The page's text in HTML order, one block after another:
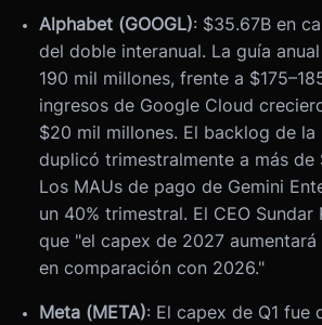
Alphabet (GOOGL): $35.67B en
del doble interanual. La guía
190 mil millones, frente a
ingresos de Google Cloud
$20 mil millones. El backlog de la
duplicó trimestralmente a más de
Los MAUs de pago de Gemini
un 40% trimestral. El CEO
que "el capex de 2027
en comparación con 2026."
Meta (META): El capex de Q1 fue